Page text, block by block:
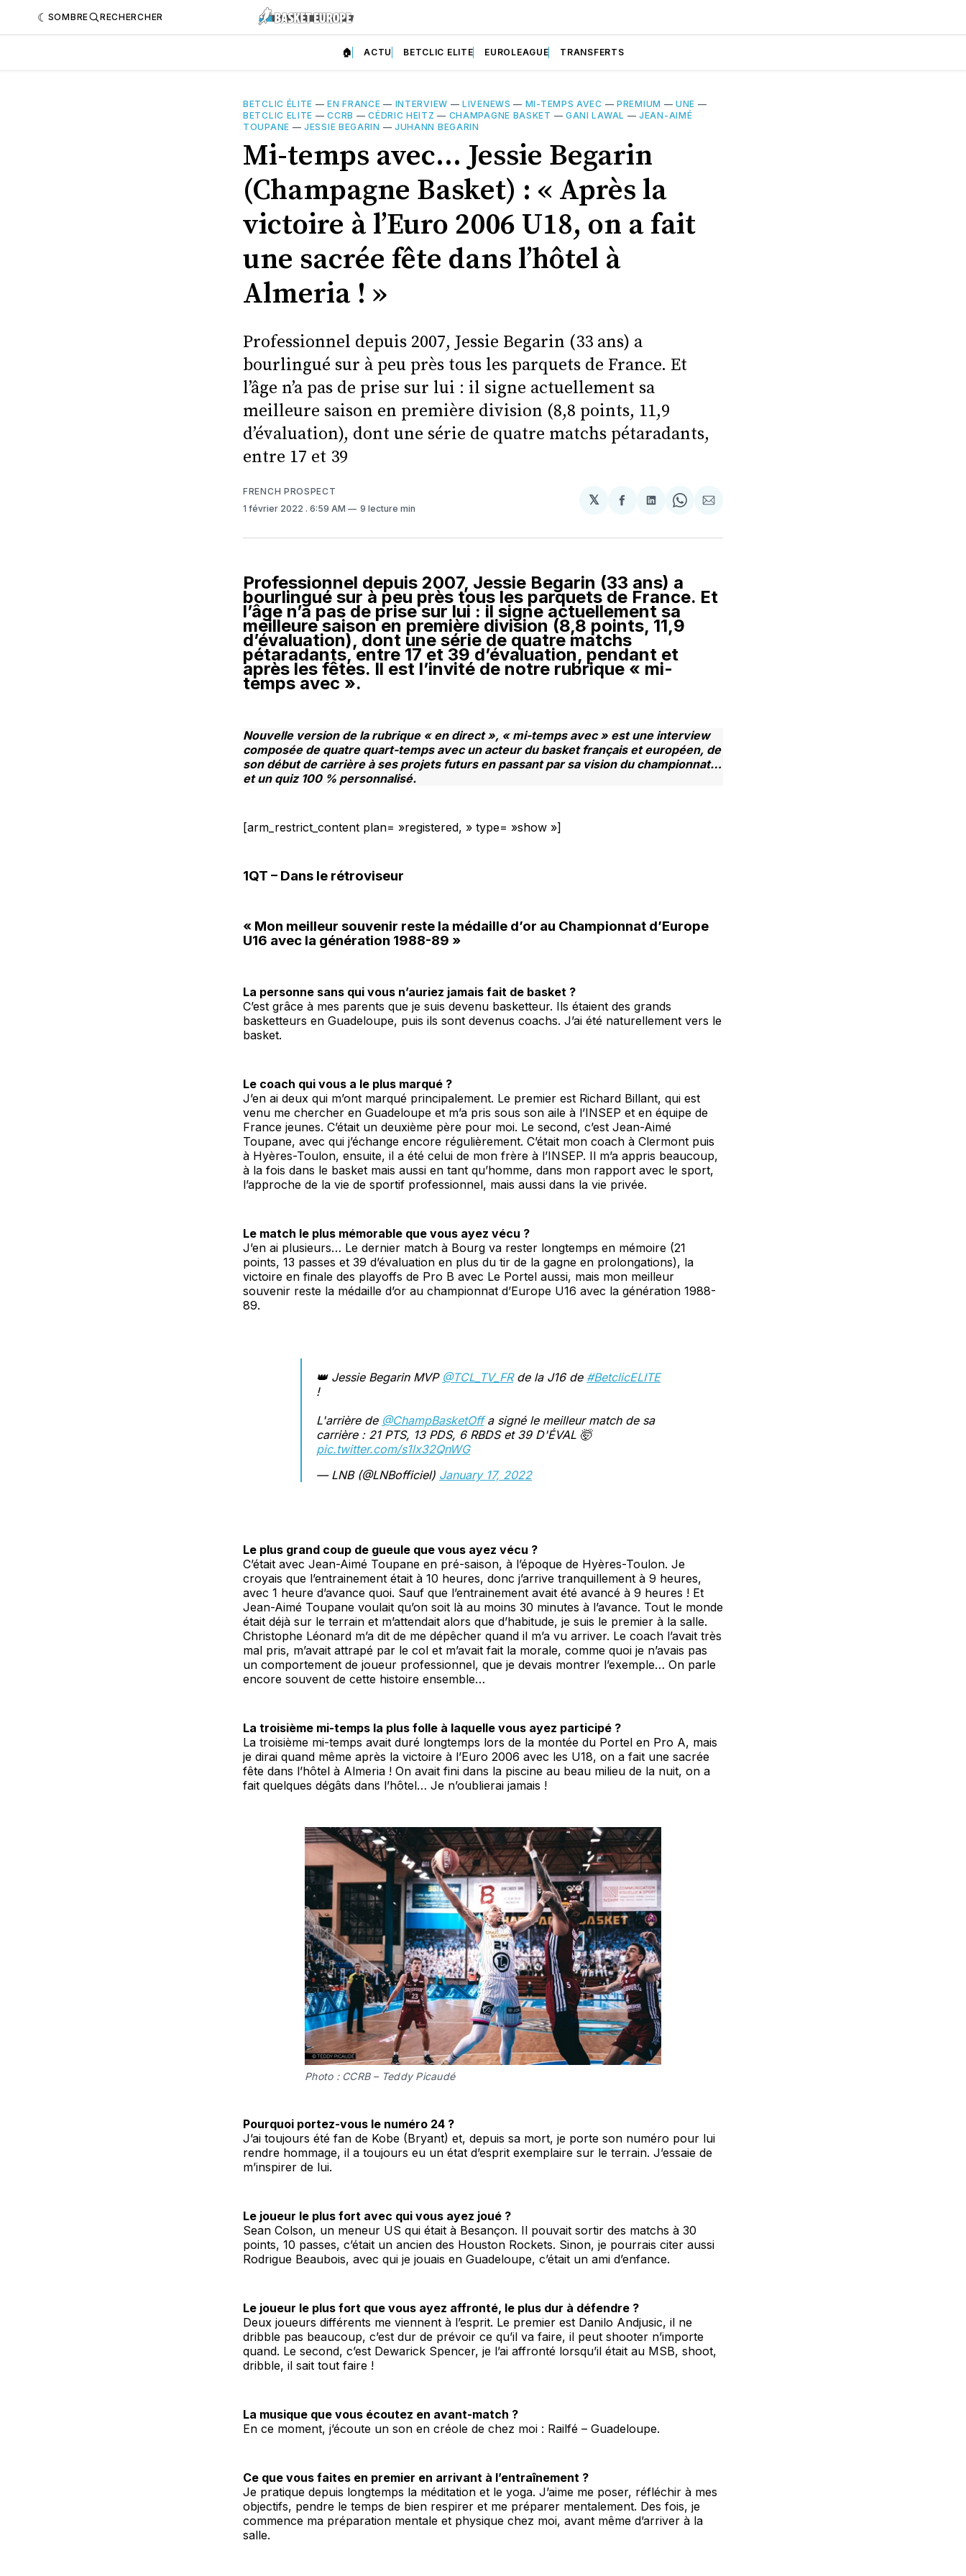
SOMBRE RECHERCHER
🏠 ACTU BETCLIC ELITE EUROLEAGUE TRANSFERTS
BETCLIC ÉLITE —EN FRANCE — INTERVIEW —LIVENEWS — MI-TEMPS AVEC — PREMIUM —UNE —
BETCLIC ELITE —CCRB —CÉDRIC HEITZ — CHAMPAGNE BASKET — GANI LAWAL —JEAN-AIMÉ
TOUPANE —JESSIE BEGARIN — JUHANN BEGARIN
Mi-temps avec… Jessie Begarin
(Champagne Basket) : « Après la
victoire à l’Euro 2006 U18, on a fait
une sacrée fête dans l’hôtel à
Almeria ! »
Professionnel depuis 2007, Jessie Begarin (33 ans) a
bourlingué sur à peu près tous les parquets de France. Et
l’âge n’a pas de prise sur lui : il signe actuellement sa
meilleure saison en première division (8,8 points, 11,9
d’évaluation), dont une série de quatre matchs pétaradants,
entre 17 et 39
FRENCH PROSPECT
1 février 2022 . 6:59 AM 9 lecture min
𝕏
Partager
Facebook
Partager
LinkedIn
Share
WhatsApp
Partager
Courriel
Professionnel depuis 2007, Jessie Begarin (33 ans) a
bourlingué sur à peu près tous les parquets de France. Et
l’âge n’a pas de prise sur lui : il signe actuellement sa
meilleure saison en première division (8,8 points, 11,9
d’évaluation), dont une série de quatre matchs
pétaradants, entre 17 et 39 d’évaluation, pendant et
après les fêtes. Il est l’invité de notre rubrique « mi-
temps avec ».
Nouvelle version de la rubrique « en direct », « mi-temps avec » est une interview
composée de quatre quart-temps avec un acteur du basket français et européen, de
son début de carrière à ses projets futurs en passant par sa vision du championnat…
et un quiz 100 % personnalisé.
[arm_restrict_content plan= »registered, » type= »show »]
1QT – Dans le rétroviseur
« Mon meilleur souvenir reste la médaille d’or au Championnat d’Europe
U16 avec la génération 1988-89 »
La personne sans qui vous n’auriez jamais fait de basket ?
C’est grâce à mes parents que je suis devenu basketteur. Ils étaient des grands
basketteurs en Guadeloupe, puis ils sont devenus coachs. J’ai été naturellement vers le
basket.
Le coach qui vous a le plus marqué ?
J’en ai deux qui m’ont marqué principalement. Le premier est Richard Billant, qui est
venu me chercher en Guadeloupe et m’a pris sous son aile à l’INSEP et en équipe de
France jeunes. C’était un deuxième père pour moi. Le second, c’est Jean-Aimé
Toupane, avec qui j’échange encore régulièrement. C’était mon coach à Clermont puis
à Hyères-Toulon, ensuite, il a été celui de mon frère à l’INSEP. Il m’a appris beaucoup,
à la fois dans le basket mais aussi en tant qu’homme, dans mon rapport avec le sport,
l’approche de la vie de sportif professionnel, mais aussi dans la vie privée.
Le match le plus mémorable que vous ayez vécu ?
J’en ai plusieurs… Le dernier match à Bourg va rester longtemps en mémoire (21
points, 13 passes et 39 d’évaluation en plus du tir de la gagne en prolongations), la
victoire en finale des playoffs de Pro B avec Le Portel aussi, mais mon meilleur
souvenir reste la médaille d’or au championnat d’Europe U16 avec la génération 1988-
89.
👑 Jessie Begarin MVP @TCL_TV_FRde la J16 de #BetclicELITE
!
L'arrière de @ChampBasketOffa signé le meilleur match de sa
carrière : 21 PTS, 13 PDS, 6 RBDS et 39 D'ÉVAL 🤯
pic.twitter.com/s1lx32QnWG
— LNB (@LNBofficiel) January 17, 2022
Le plus grand coup de gueule que vous ayez vécu ?
C’était avec Jean-Aimé Toupane en pré-saison, à l’époque de Hyères-Toulon. Je
croyais que l’entrainement était à 10 heures, donc j’arrive tranquillement à 9 heures,
avec 1 heure d’avance quoi. Sauf que l’entrainement avait été avancé à 9 heures ! Et
Jean-Aimé Toupane voulait qu’on soit là au moins 30 minutes à l’avance. Tout le monde
était déjà sur le terrain et m’attendait alors que d’habitude, je suis le premier à la salle.
Christophe Léonard m’a dit de me dépêcher quand il m’a vu arriver. Le coach l’avait très
mal pris, m’avait attrapé par le col et m’avait fait la morale, comme quoi je n’avais pas
un comportement de joueur professionnel, que je devais montrer l’exemple… On parle
encore souvent de cette histoire ensemble…
La troisième mi-temps la plus folle à laquelle vous ayez participé ?
La troisième mi-temps avait duré longtemps lors de la montée du Portel en Pro A, mais
je dirai quand même après la victoire à l’Euro 2006 avec les U18, on a fait une sacrée
fête dans l’hôtel à Almeria ! On avait fini dans la piscine au beau milieu de la nuit, on a
fait quelques dégâts dans l’hôtel… Je n’oublierai jamais !
Photo : CCRB – Teddy Picaudé
Pourquoi portez-vous le numéro 24 ?
J’ai toujours été fan de Kobe (Bryant) et, depuis sa mort, je porte son numéro pour lui
rendre hommage, il a toujours eu un état d’esprit exemplaire sur le terrain. J’essaie de
m’inspirer de lui.
Le joueur le plus fort avec qui vous ayez joué ?
Sean Colson, un meneur US qui était à Besançon. Il pouvait sortir des matchs à 30
points, 10 passes, c’était un ancien des Houston Rockets. Sinon, je pourrais citer aussi
Rodrigue Beaubois, avec qui je jouais en Guadeloupe, c’était un ami d’enfance.
Le joueur le plus fort que vous ayez affronté, le plus dur à défendre ?
Deux joueurs différents me viennent à l’esprit. Le premier est Danilo Andjusic, il ne
dribble pas beaucoup, c’est dur de prévoir ce qu’il va faire, il peut shooter n’importe
quand. Le second, c’est Dewarick Spencer, je l’ai affronté lorsqu’il était au MSB, shoot,
dribble, il sait tout faire !
La musique que vous écoutez en avant-match ?
En ce moment, j’écoute un son en créole de chez moi : Railfé – Guadeloupe.
Ce que vous faites en premier en arrivant à l’entraînement ?
Je pratique depuis longtemps la méditation et le yoga. J’aime me poser, réfléchir à mes
objectifs, pendre le temps de bien respirer et me préparer mentalement. Des fois, je
commence ma préparation mentale et physique chez moi, avant même d’arriver à la
salle.